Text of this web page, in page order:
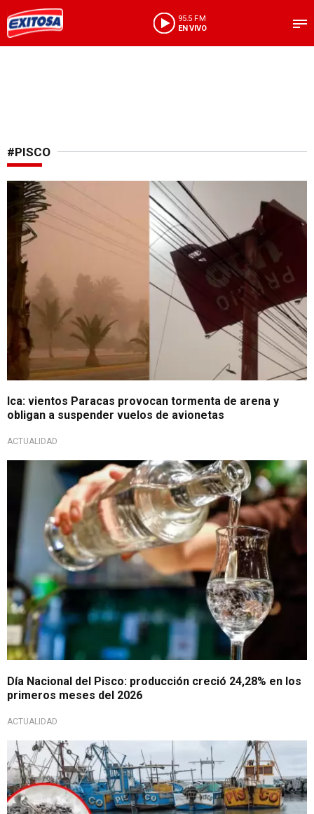
95.5 FM
EN VIVO
#PISCO
Fenómeno meteorológico
Ica: vientos Paracas provocan tormenta de arena y
obligan a suspender vuelos de avionetas
ACTUALIDAD
Cifras positivas
Día Nacional del Pisco: producción creció 24,28% en los
primeros meses del 2026
ACTUALIDAD
Grave situación